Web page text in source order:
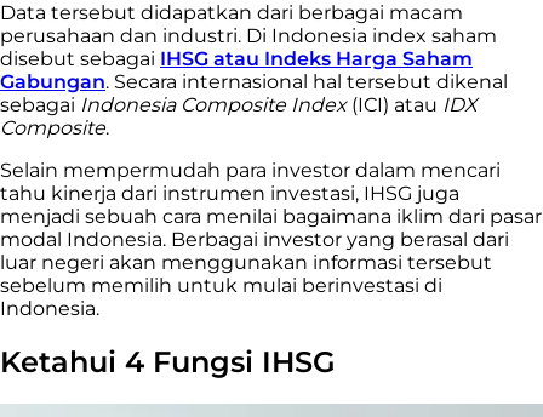
Data tersebut didapatkan dari berbagai macam
perusahaan dan industri. Di Indonesia index saham
disebut sebagai IHSG atau Indeks Harga Saham
Gabungan. Secara internasional hal tersebut dikenal
sebagai Indonesia Composite Index (ICI) atau IDX
Composite.
Selain mempermudah para investor dalam mencari
tahu kinerja dari instrumen investasi, IHSG juga
menjadi sebuah cara menilai bagaimana iklim dari pasar
modal Indonesia. Berbagai investor yang berasal dari
luar negeri akan menggunakan informasi tersebut
sebelum memilih untuk mulai berinvestasi di
Indonesia.
Ketahui 4 Fungsi IHSG